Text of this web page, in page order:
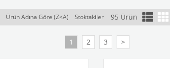
Ürün Adına Göre (Z<A) Stoktakiler 95 Ürün
1 2 3 >